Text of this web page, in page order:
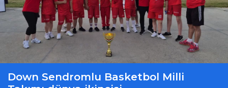
Down Sendromlu Basketbol Milli